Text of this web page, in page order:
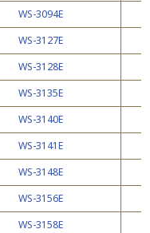
WS-3094E
WS-3127E
WS-3128E
WS-3135E
WS-3140E
WS-3141E
WS-3148E
WS-3156E
WS-3158E